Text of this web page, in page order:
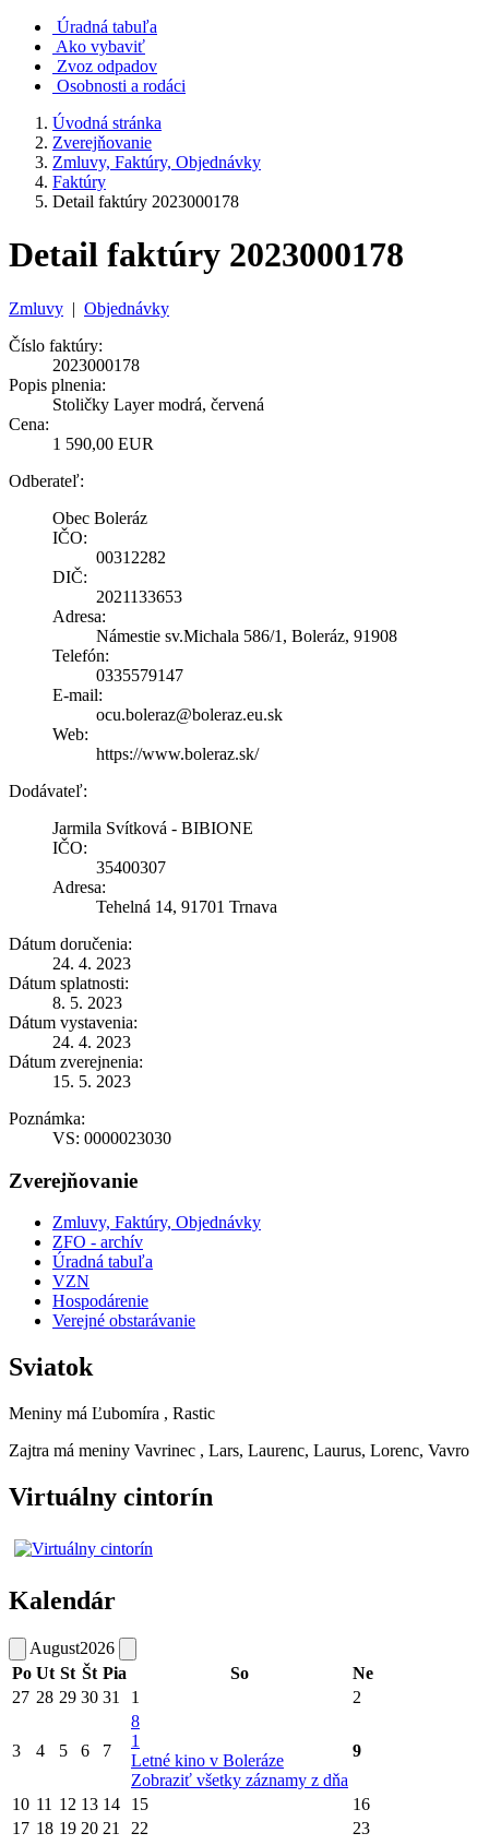
Úradná tabuľa
Ako vybaviť
Zvoz odpadov
Osobnosti a rodáci
Úvodná stránka
Zverejňovanie
Zmluvy, Faktúry, Objednávky
Faktúry
Detail faktúry 2023000178
Detail faktúry 2023000178
Zmluvy | Objednávky
Číslo faktúry:
2023000178
Popis plnenia:
Stoličky Layer modrá, červená
Cena:
1 590,00 EUR
Odberateľ:
Obec Boleráz
IČO:
00312282
DIČ:
2021133653
Adresa:
Námestie sv.Michala 586/1, Boleráz, 91908
Telefón:
0335579147
E-mail:
ocu.boleraz@boleraz.eu.sk
Web:
https://www.boleraz.sk/
Dodávateľ:
Jarmila Svítková - BIBIONE
IČO:
35400307
Adresa:
Tehelná 14, 91701 Trnava
Dátum doručenia:
24. 4. 2023
Dátum splatnosti:
8. 5. 2023
Dátum vystavenia:
24. 4. 2023
Dátum zverejnenia:
15. 5. 2023
Poznámka:
VS: 0000023030
Zverejňovanie
Zmluvy, Faktúry, Objednávky
ZFO - archív
Úradná tabuľa
VZN
Hospodárenie
Verejné obstarávanie
Sviatok
Meniny má Ľubomíra , Rastic
Zajtra má meniny Vavrinec , Lars, Laurenc, Laurus, Lorenc, Vavro
Virtuálny cintorín
Kalendár
August2026
Po Ut St Št Pia So
Ne
27 28 29 30 31 1 2
3 4 5 6 7
8
1
Letné kino v Boleráze
Zobraziť všetky záznamy z dňa
9
10 11 12 13 14 15
16
17 18 19 20 21 22
23